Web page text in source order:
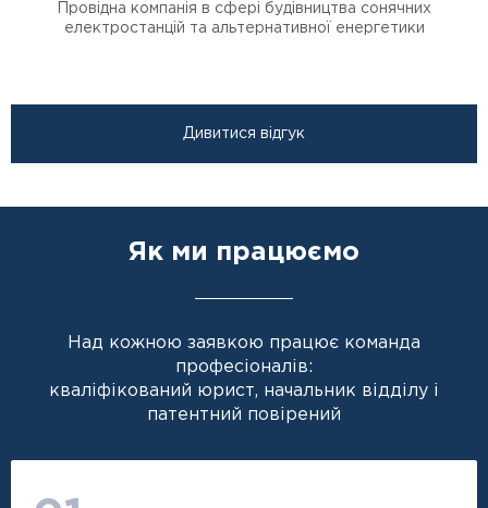
Провідна компанія в сфері будівництва сонячних
електростанцій та альтернативної енергетики
Дивитися відгук
Як ми працюємо
Над кожною заявкою працює команда
професіоналів:
кваліфікований юрист, начальник відділу і
патентний повірений